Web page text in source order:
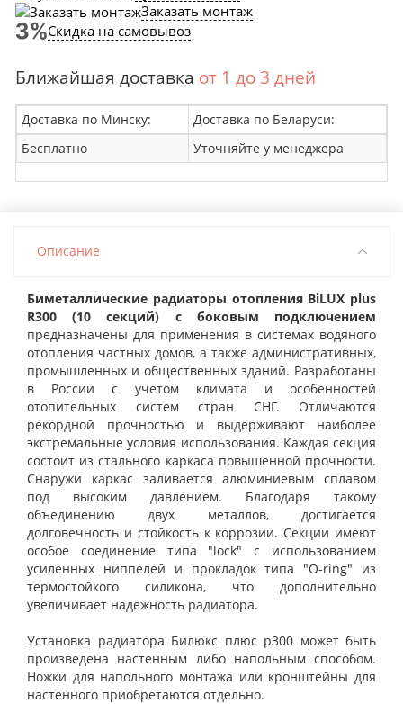
Заказать монтаж
Скидка на самовывоз
Ближайшая доставка от 1 до 3 дней
Доставка по Минску:
Доставка по Беларуси:
Бесплатно
Уточняйте у менеджера
Описание
Биметаллические радиаторы отопления BiLUX plus
R300 (10 секций) с боковым подключением
предназначены для применения в системах водяного
отопления частных домов, а также административных,
промышленных и общественных зданий. Разработаны
в России с учетом климата и особенностей
отопительных систем стран СНГ. Отличаются
рекордной прочностью и выдерживают наиболее
экстремальные условия использования. Каждая секция
состоит из стального каркаса повышенной прочности.
Снаружи каркас заливается алюминиевым сплавом
под высоким давлением. Благодаря такому
объединению двух металлов, достигается
долговечность и стойкость к коррозии. Секции имеют
особое соединение типа "lock" с использованием
усиленных ниппелей и прокладок типа "O-ring" из
термостойкого силикона, что дополнительно
увеличивает надежность радиатора.
Установка радиатора Билюкс плюс р300 может быть
произведена настенным либо напольным способом.
Ножки для напольного монтажа или кронштейны для
настенного приобретаются отдельно.